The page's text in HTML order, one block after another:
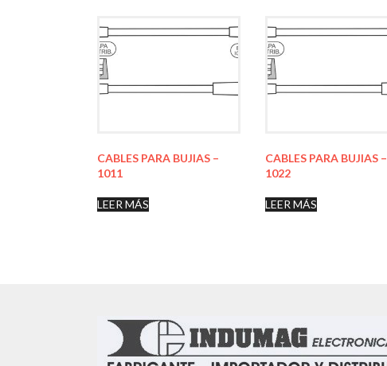
CABLES PARA BUJIAS –
1011
LEER MÁS
CABLES PARA BUJIAS –
1022
LEER MÁS